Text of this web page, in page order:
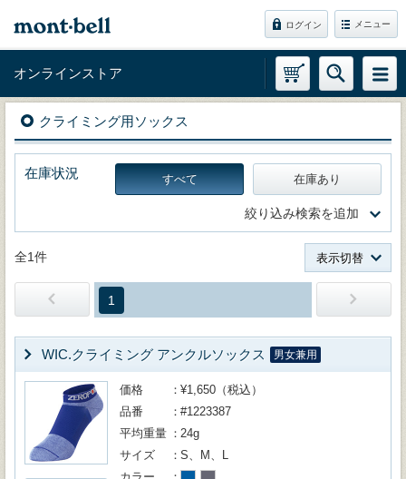
ログイン メニュー
オンラインストア
クライミング用ソックス
在庫状況 すべて 在庫あり
絞り込み検索を追加
全1件 表示切替
1
WIC.クライミング アンクルソックス 男女兼用
価格
¥1,650（税込）
品番
#1223387
平均重量
24g
サイズ
S、M、L